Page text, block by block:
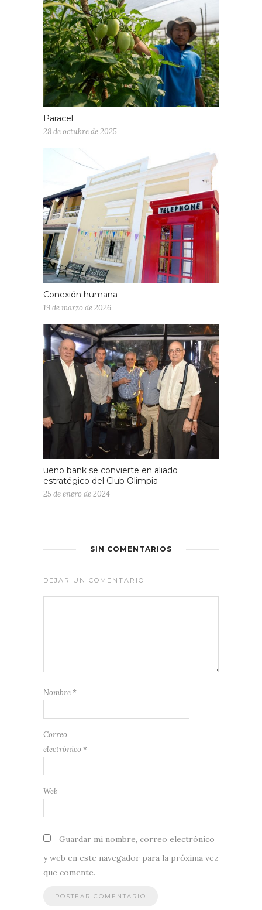
Paracel
28 de octubre de 2025
Conexión humana
19 de marzo de 2026
ueno bank se convierte en aliado
estratégico del Club Olimpia
25 de enero de 2024
SIN COMENTARIOS
DEJAR UN COMENTARIO
Nombre *
Correo
electrónico *
Web
Guardar mi nombre, correo electrónico
y web en este navegador para la próxima vez
que comente.